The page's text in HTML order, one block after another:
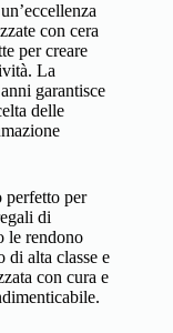
con cera
per creare
La
garantisce
delle
perfetto per
di
le rendono
di alta classe e
con cura e